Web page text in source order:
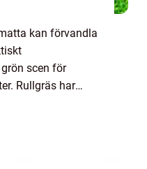
kan förvandla
scen för
Rullgräs har